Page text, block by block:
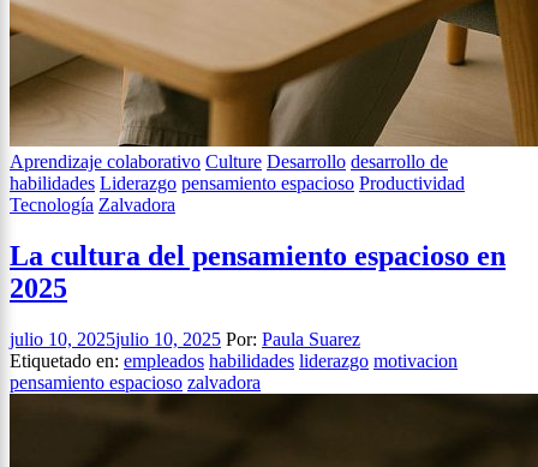
Aprendizaje colaborativo Culture Desarrollo desarrollo de
habilidades Liderazgo pensamiento espacioso Productividad
Tecnología Zalvadora
La cultura del pensamiento espacioso en
2025
julio 10, 2025julio 10, 2025 Por: Paula Suarez
Etiquetado en: empleados habilidades liderazgo motivacion
pensamiento espacioso zalvadora